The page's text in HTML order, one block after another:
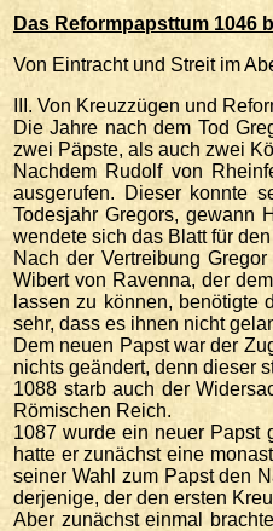
Das Reformpapsttum 1046
Von Eintracht und Streit im
III. Von Kreuzzügen und
Die Jahre nach dem Tod
zwei Päpste, als auch zwei
Nachdem Rudolf von
ausgerufen. Dieser konnte
Todesjahr Gregors, gewann
wendete sich das Blatt für
Nach der Vertreibung
Wibert von Ravenna, der
lassen zu können, benötigte
sehr, dass es ihnen nicht
Dem neuen Papst war der
nichts geändert, denn dieser
1088 starb auch der
Römischen Reich.
1087 wurde ein neuer Papst
hatte er zunächst eine
seiner Wahl zum Papst den
derjenige, der den ersten
Aber zunächst einmal